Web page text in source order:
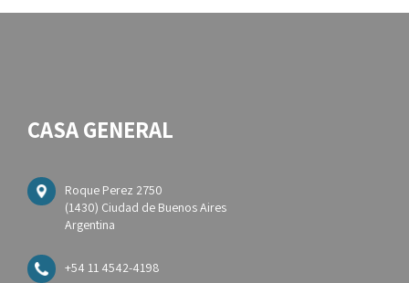
CASA GENERAL
Roque Perez 2750
(1430) Ciudad de Buenos Aires
Argentina
+54 11 4542-4198